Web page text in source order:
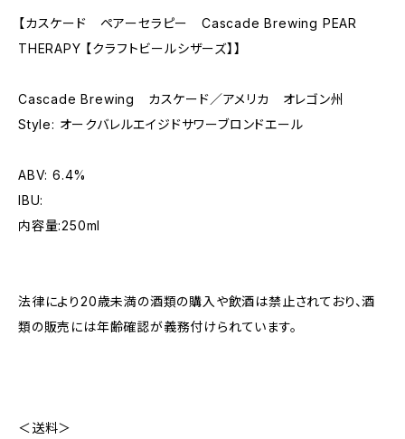
【カスケード ペアーセラピー Cascade Brewing PEAR
THERAPY 【クラフトビールシザーズ】】
Cascade Brewing カスケード／アメリカ オレゴン州
Style: オークバレルエイジドサワーブロンドエール
ABV: 6.4%
IBU:
内容量:250ml
法律により20歳未満の酒類の購入や飲酒は禁止されており、酒
類の販売には年齢確認が義務付けられています。
＜送料＞